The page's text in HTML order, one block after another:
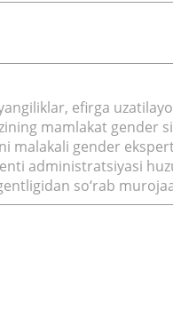
efirga
mamlakat gender
malakali gender
administratsiyasi
so‘rab